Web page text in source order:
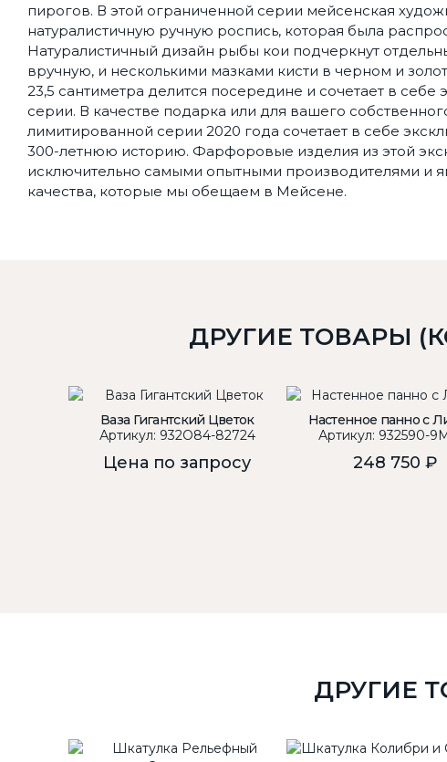
пирогов. В этой ограниченной серии мейсенская
натуралистичную ручную роспись, которая была
Натуралистичный дизайн рыбы кои подчеркнут
вручную, и несколькими мазками кисти в черном и
23,5 сантиметра делится посередине и сочетает в себе
серии. В качестве подарка или для вашего
лимитированной серии 2020 года сочетает в себе
300-летнюю историю. Фарфоровые изделия из этой
исключительно самыми опытными производителями и
качества, которые мы обещаем в Мейсене.
ДРУГИЕ ТОВАРЫ
Ваза Гигантский Цветок
Артикул: 932O84-82724
Цена по запросу
Настенное панно с
Артикул: 932590-
248 750 ₽
ДРУГИЕ